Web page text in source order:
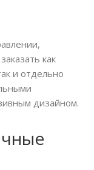
как
и отдельно
дизайном.